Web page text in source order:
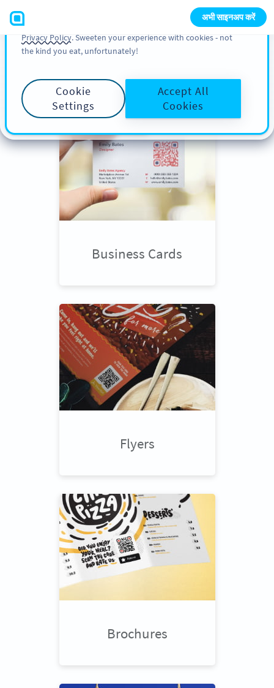
अभी साइनअप करें
Scroll down
to see QR Code use
cases
Business Cards
Flyers
Brochures
You can also find more information about cookies, our
analytic activities and your rights in our
Cookie Policy and
Privacy Policy. Sweeten your experience with cookies - not
the kind you eat, unfortunately!
Cookie
Settings
Accept All
Cookies